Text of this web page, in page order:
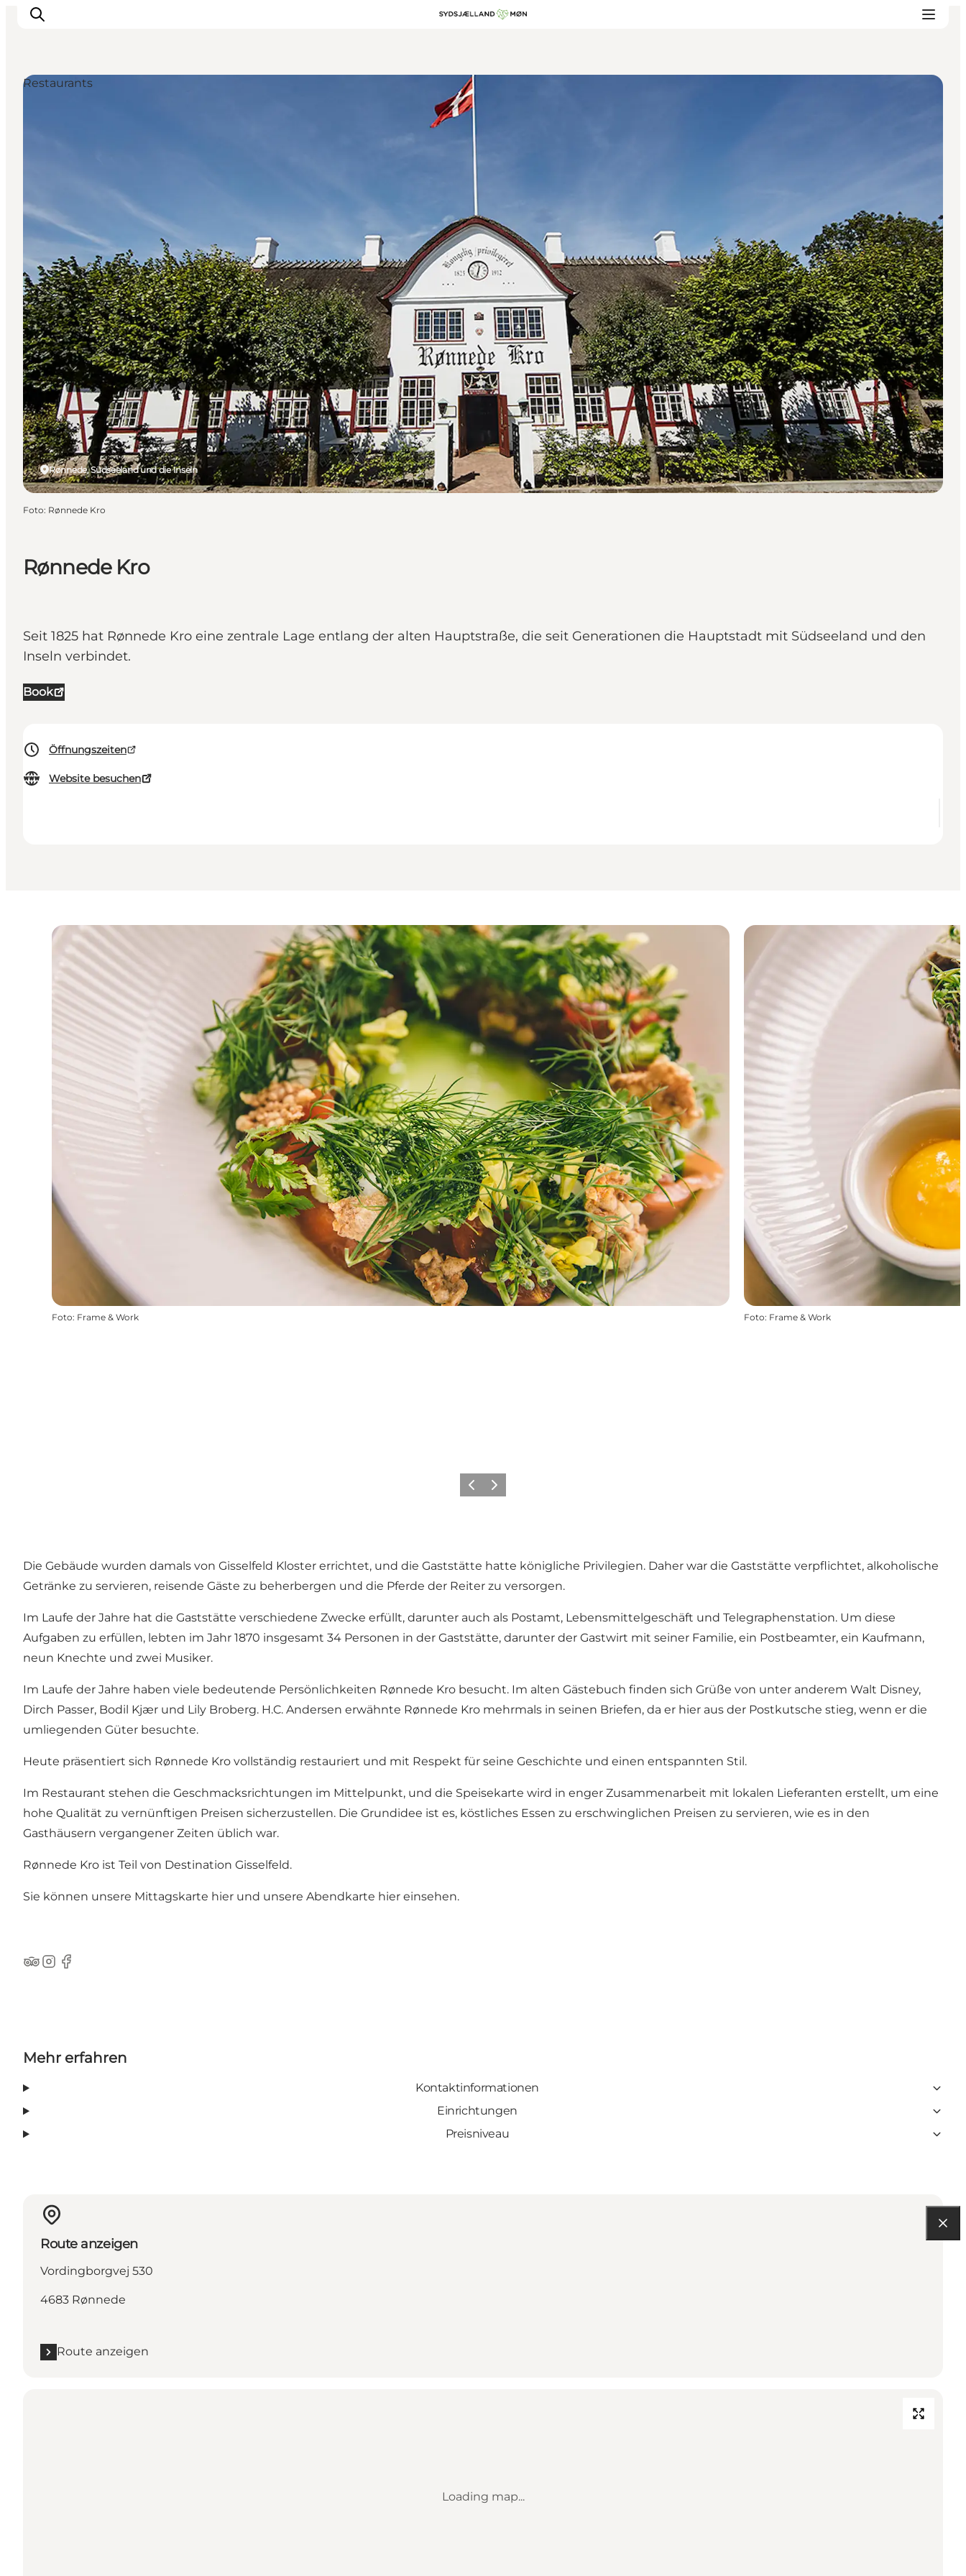
Unterkunft
Reise planen
Rønnede Kro
Seit 1825 hat Rønnede Kro eine zentrale Lage entlang der alten Hauptstraße, die seit Generationen die Hauptstadt mit Südseeland und den
Inseln verbindet.
Book
Öffnungszeiten
Website besuchen
Rønnede, Südseeland und die Inseln
Restaurants
Foto: Rønnede Kro
Foto: Frame & Work Foto: Frame & Work
ZurückWeiter
Die Gebäude wurden damals von Gisselfeld Kloster errichtet, und die Gaststätte hatte königliche Privilegien. Daher war die Gaststätte verpflichtet, alkoholische
Getränke zu servieren, reisende Gäste zu beherbergen und die Pferde der Reiter zu versorgen.
Im Laufe der Jahre hat die Gaststätte verschiedene Zwecke erfüllt, darunter auch als Postamt, Lebensmittelgeschäft und Telegraphenstation. Um diese
Aufgaben zu erfüllen, lebten im Jahr 1870 insgesamt 34 Personen in der Gaststätte, darunter der Gastwirt mit seiner Familie, ein Postbeamter, ein Kaufmann,
neun Knechte und zwei Musiker.
Im Laufe der Jahre haben viele bedeutende Persönlichkeiten Rønnede Kro besucht. Im alten Gästebuch finden sich Grüße von unter anderem Walt Disney,
Dirch Passer, Bodil Kjær und Lily Broberg. H.C. Andersen erwähnte Rønnede Kro mehrmals in seinen Briefen, da er hier aus der Postkutsche stieg, wenn er die
umliegenden Güter besuchte.
Heute präsentiert sich Rønnede Kro vollständig restauriert und mit Respekt für seine Geschichte und einen entspannten Stil.
Im Restaurant stehen die Geschmacksrichtungen im Mittelpunkt, und die Speisekarte wird in enger Zusammenarbeit mit lokalen Lieferanten erstellt, um eine
hohe Qualität zu vernünftigen Preisen sicherzustellen. Die Grundidee ist es, köstliches Essen zu erschwinglichen Preisen zu servieren, wie es in den
Gasthäusern vergangener Zeiten üblich war.
Rønnede Kro ist Teil von Destination Gisselfeld.
Sie können unsere Mittagskarte hier und unsere Abendkarte hier einsehen.
Tripadvisor
Instagram
Facebook
Mehr erfahren
Kontaktinformationen
Einrichtungen
Preisniveau
Route anzeigen
Vordingborgvej 530
4683 Rønnede
Route anzeigen
Loading map...